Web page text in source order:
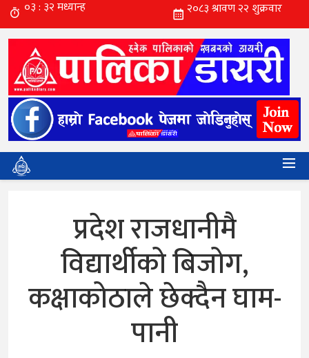
प्रदेश राजधानीमै
विद्यार्थीको बिजोग,
कक्षाकोठाले छेक्दैन घाम-
पानी